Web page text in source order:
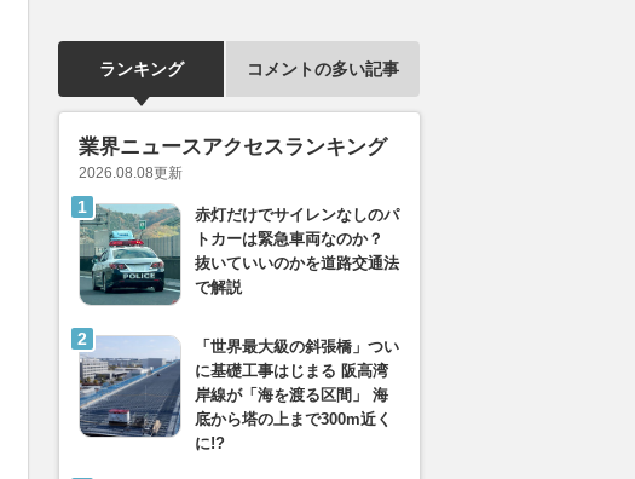
ランキング コメントの多い記事
業界ニュースアクセスランキング
2026.08.08更新
赤灯だけでサイレンなしのパ
トカーは緊急車両なのか？
抜いていいのかを道路交通法
で解説
「世界最大級の斜張橋」つい
に基礎工事はじまる 阪高湾
岸線が「海を渡る区間」 海
底から塔の上まで300m近く
に!?